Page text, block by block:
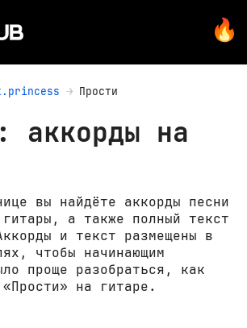
Прости
аккорды на
вы найдёте аккорды песни
а также полный текст
и текст размещены в
чтобы начинающим
проще разобраться, как
на гитаре.